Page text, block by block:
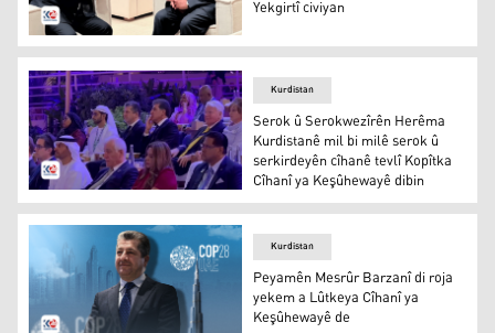
Serokwezîrê Herêma Kurdistanê û Sekreterê Giştî yê
Yekgirtî civiyan
Serok û Serokwezîrên Herêma Kurdistanê mil bi milê
Kurdistan
Serok û Serokwezîrên Herêma
Kurdistanê mil bi milê serok û
serkirdeyên cîhanê tevlî Kopîtka
Cîhanî ya Keşûhewayê dibin
Kurdistan
Peyamên Mesrûr Barzanî di roja
yekem a Lûtkeya Cîhanî ya
Keşûhewayê de